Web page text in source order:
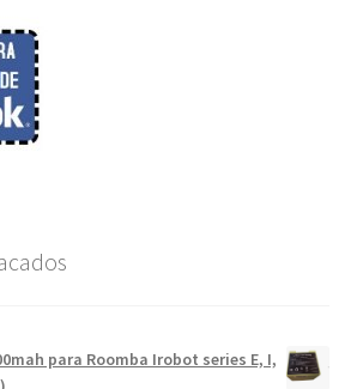
para Roomba Irobot series E, I,